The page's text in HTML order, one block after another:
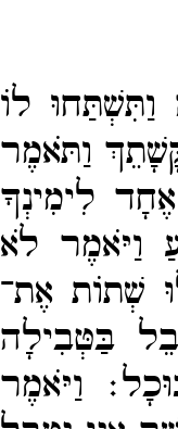
וַתִּשְׁתַּחוּ לוֹ
וַתֹּאמֶר
לִימִינְךָ
וַיֹּאמֶר לֹא
שְׁתוֹת אֶת־​
בַּטְּבִילָה
וַיֹּאמֶר